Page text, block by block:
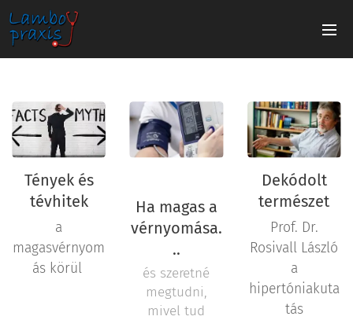
Tények és
tévhitek
a
magasvérnyom
ás körül
Ha magas a
vérnyomása.
..
és szeretné
megtudni,
mivel tud
Dekódolt
természet
Prof. Dr.
Rosivall László
a
hipertóniakuta
tás